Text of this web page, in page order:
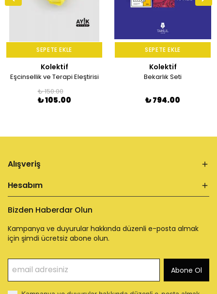
SEPETE EKLE
Kolektif
Eşcinsellik ve Terapi Eleştirisi
₺ 150.00
₺ 105.00
SEPETE EKLE
Kolektif
Bekarlık Seti
₺ 794.00
Alışveriş
Hesabım
Bizden Haberdar Olun
Kampanya ve duyurular hakkında düzenli e-posta almak
için şimdi ücretsiz abone olun.
Abone Ol